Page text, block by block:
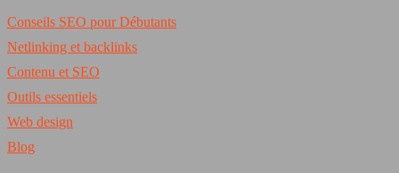
Conseils SEO pour Débutants
Netlinking et backlinks
Contenu et SEO
Outils essentiels
Web design
Blog